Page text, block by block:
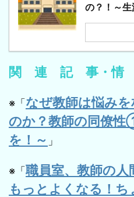
の？！～
関 連 記 事・情
※「 なぜ教師は悩み
のか？教師の同僚
を！～ 」
※「 職員室、教師の
もっとよくなる！